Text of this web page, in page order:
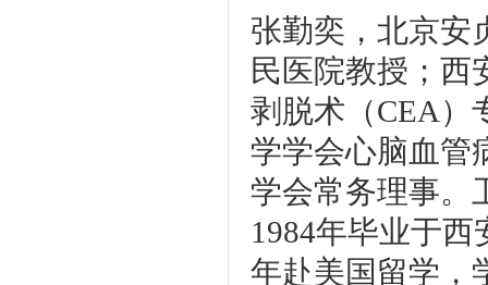
张勤奕，北京安
民医院教授；西
剥脱术（CEA）
学学会心脑血管
学会常务理事。
1984年毕业于西
年赴美国留学，